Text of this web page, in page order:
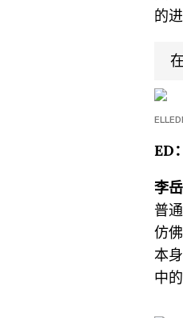
的
ED：
李岳
普
仿
本
中